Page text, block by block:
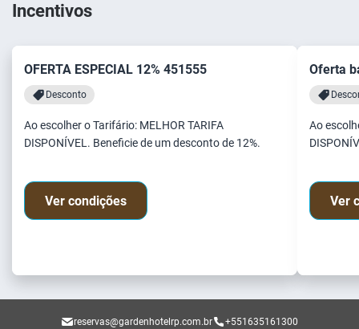
Incentivos
OFERTA ESPECIAL 12% 451555
Desconto
Ao escolher o Tarifário: MELHOR TARIFA
DISPONÍVEL. Beneficie de um desconto de 12%.
Ver condições
Oferta
Ao
Ver
reservas@gardenhotelrp.com.br +551635161300